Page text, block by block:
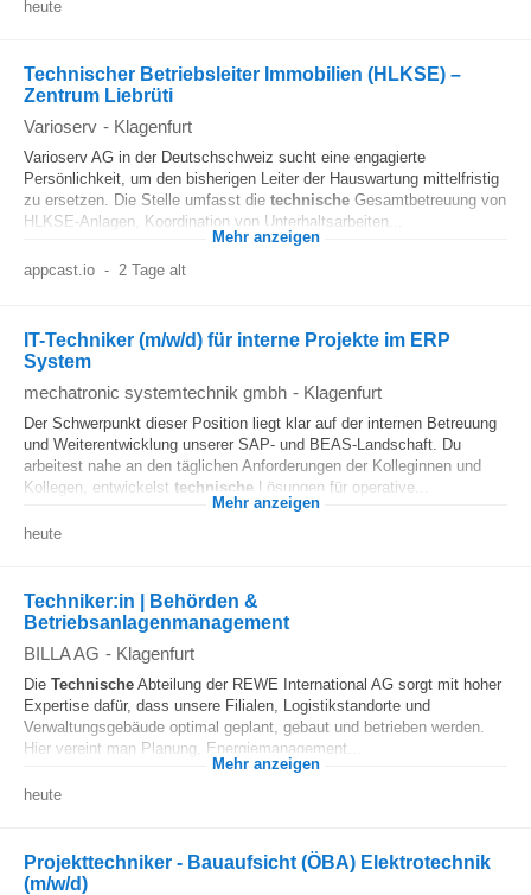
heute
Technischer Betriebsleiter Immobilien (HLKSE) –
Zentrum Liebrüti
Varioserv - Klagenfurt
Varioserv AG in der Deutschschweiz sucht eine engagierte
Persönlichkeit, um den bisherigen Leiter der Hauswartung mittelfristig
zu ersetzen. Die Stelle umfasst die technische Gesamtbetreuung von
HLKSE‑Anlagen, Koordination von Unterhaltsarbeiten...
Mehr anzeigen
appcast.io - 2 Tage alt
IT-Techniker (m/w/d) für interne Projekte im ERP
System
mechatronic systemtechnik gmbh - Klagenfurt
Der Schwerpunkt dieser Position liegt klar auf der internen Betreuung
und Weiterentwicklung unserer SAP- und BEAS-Landschaft. Du
arbeitest nahe an den täglichen Anforderungen der Kolleginnen und
Kollegen, entwickelst technische Lösungen für operative...
Mehr anzeigen
heute
Techniker:in | Behörden &
Betriebsanlagenmanagement
BILLA AG - Klagenfurt
Die Technische Abteilung der REWE International AG sorgt mit hoher
Expertise dafür, dass unsere Filialen, Logistikstandorte und
Verwaltungsgebäude optimal geplant, gebaut und betrieben werden.
Hier vereint man Planung, Energiemanagement...
Mehr anzeigen
heute
Projekttechniker - Bauaufsicht (ÖBA) Elektrotechnik
(m/w/d)